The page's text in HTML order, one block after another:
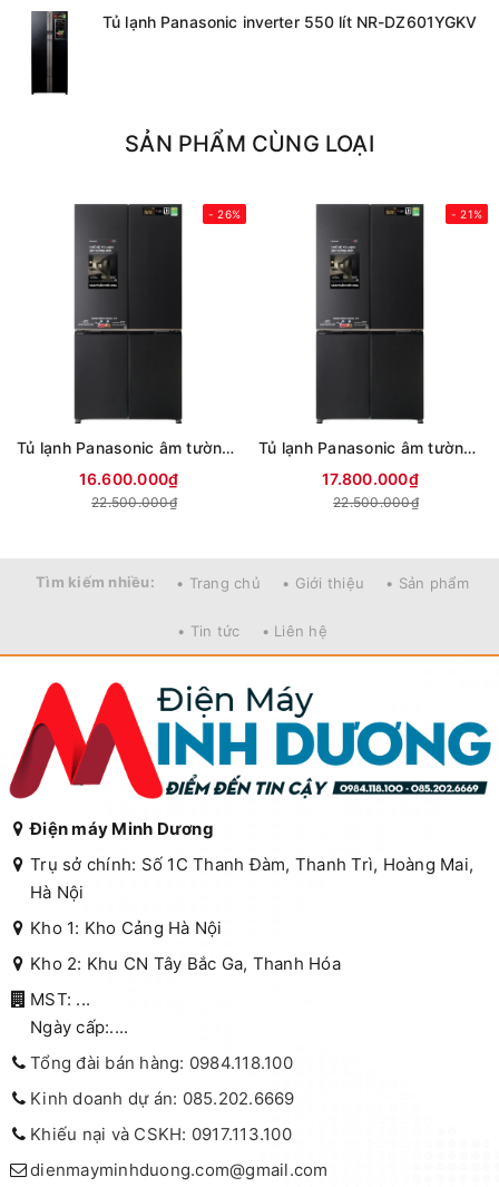
Tủ lạnh Panasonic inverter 550 lít NR-DZ601YGKV
SẢN PHẨM CÙNG LOẠI
- 26%
Tủ lạnh Panasonic âm tường 4 Cửa Inverter 487 Lít NR-XZ550CWKV
16.600.000₫
22.500.000₫
- 21%
Tủ lạnh Panasonic âm tường 4 Cửa Inverter 525 Lít NR-XZ590CWKV
17.800.000₫
22.500.000₫
Tìm kiếm nhiều: • Trang chủ • Giới thiệu • Sản phẩm
• Tin tức • Liên hệ
Điện máy Minh Dương
Trụ sở chính: Số 1C Thanh Đàm, Thanh Trì, Hoàng Mai,
Hà Nội
Kho 1: Kho Cảng Hà Nội
Kho 2: Khu CN Tây Bắc Ga, Thanh Hóa
MST: ...
Ngày cấp:....
Tổng đài bán hàng: 0984.118.100
Kinh doanh dự án: 085.202.6669
Khiếu nại và CSKH: 0917.113.100
dienmayminhduong.com@gmail.com